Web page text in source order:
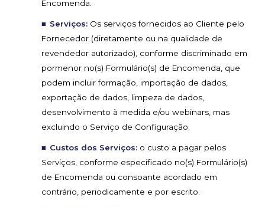
Encomenda.
Serviços: Os serviços fornecidos ao Cliente pelo
Fornecedor (diretamente ou na qualidade de
revendedor autorizado), conforme discriminado em
pormenor no(s) Formulário(s) de Encomenda, que
podem incluir formação, importação de dados,
exportação de dados, limpeza de dados,
desenvolvimento à medida e/ou webinars, mas
excluindo o Serviço de Configuração;
Custos dos Serviços: o custo a pagar pelos
Serviços, conforme especificado no(s) Formulário(s)
de Encomenda ou consoante acordado em
contrário, periodicamente e por escrito.